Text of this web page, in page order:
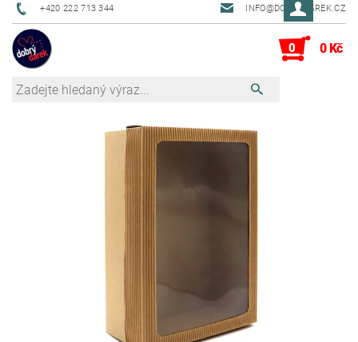
+420 222 713 344 INFO@DOBRYDAREK.CZ
0 0 Kč